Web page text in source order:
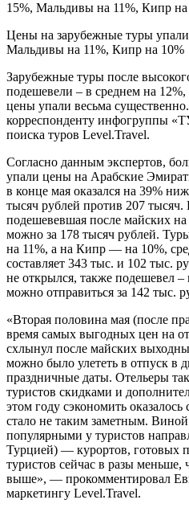
Цены на зарубежные туры
Мальдивы на 11%, Кипр на 10%
Зарубежные туры после
подешевели – в среднем на 12%,
цены упали весьма
корреспонденту инфогруппы
поиска туров Level.Travel.
Согласно данным экспертов,
упали цены на Арабские
в конце мая оказался на 39%
тысяч рублей против 207
подешевевшая после майских на
можно за 178 тысяч рублей.
на 11%, а на Кипр — на 10%,
составляет 343 тыс. и 102 тыс.
не открылся, также подешевел –
можно отправиться за 142 тыс.
«Вторая половина мая (после
время самых выгодных цен на
схлынул после майских
можно было улететь в отпуск в
праздничные даты. Отельеры
туристов скидками и
этом году сэкономить
стало не таким заметным.
популярными у туристов
Турцией) — курортов, готовых
туристов сейчас в разы меньше,
выше», — прокомментировал
маркетингу Level.Travel.